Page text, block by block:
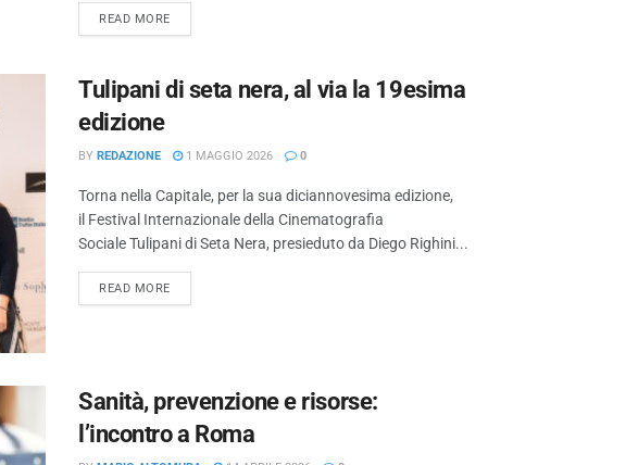
READ MORE
Tulipani di seta nera, al via la 19esima
edizione
BY REDAZIONE 1 MAGGIO 2026 0
Torna nella Capitale, per la sua diciannovesima edizione,
il Festival Internazionale della Cinematografia
Sociale Tulipani di Seta Nera, presieduto da Diego Righini...
READ MORE
Sanità, prevenzione e risorse:
l’incontro a Roma